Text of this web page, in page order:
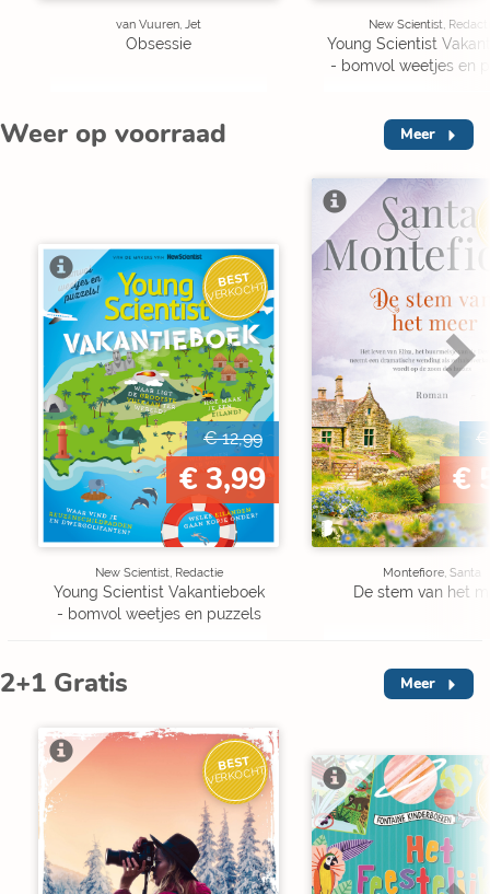
van Vuuren, Jet
Obsessie
New Scientist,
Young Scientist
- bomvol weetjes en
Weer op voorraad Meer
BEST
VERKOCHT
€ 12,99
€ 3,99
New Scientist, Redactie
Young Scientist Vakantieboek
- bomvol weetjes en puzzels
€
€
Montefiore, Santa
De stem van het
2+1 Gratis Meer
BEST
VERKOCHT